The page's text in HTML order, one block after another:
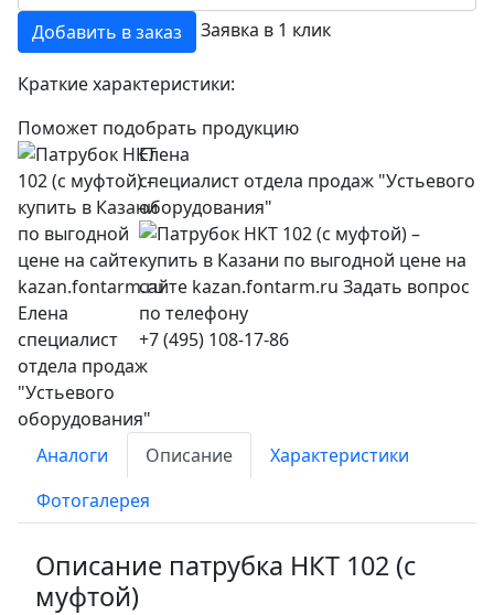
Добавить в заказ Заявка в 1 клик
Краткие характеристики:
Поможет подобрать продукцию
Елена
специалист отдела продаж "Устьевого
оборудования"
+7 (495) 108-17-86
Аналоги Описание
Характеристики
Фотогалерея
Описание патрубка НКТ 102 (с
муфтой)